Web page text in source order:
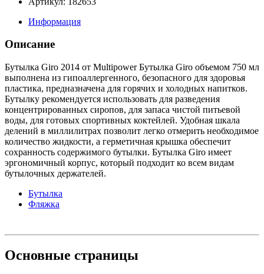
Информация
Описание
Бутылка Giro 2014 от Multipower Бутылка Giro объемом 750 мл
выполнена из гипоаллергенного, безопасного для здоровья
пластика, предназначена для горячих и холодных напитков.
Бутылку рекомендуется использовать для разведения
концентрированных сиропов, для запаса чистой питьевой
воды, для готовых спортивных коктейлей. Удобная шкала
делений в миллилитрах позволит легко отмерить необходимое
количество жидкости, а герметичная крышка обеспечит
сохранность содержимого бутылки. Бутылка Giro имеет
эргономичный корпус, который подходит ко всем видам
бутылочных держателей.
Бутылка
Фляжка
Основные страницы